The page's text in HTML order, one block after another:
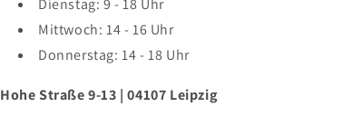
Mittwoch: 14 - 16 Uhr
Donnerstag: 14 - 18 Uhr
Hohe Straße 9-13 | 04107 Leipzig